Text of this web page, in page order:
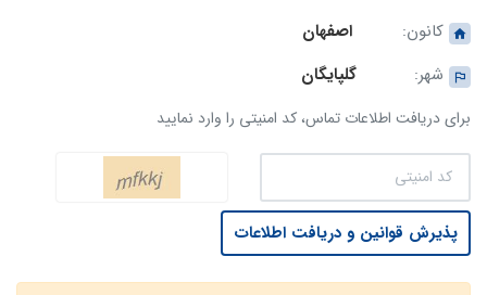
کانون:
اصفهان
شهر:
گلپایگان
برای دریافت اطلاعات تماس، کد امنیتی را وارد نمایید
پذیرش قوانین و دریافت اطلاعات